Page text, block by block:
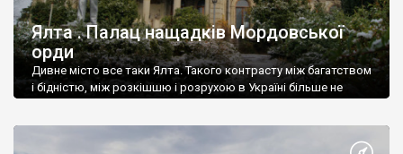
Ялта . Палац нащадків Мордовської
орди
Дивне місто все таки Ялта. Такого контрасту між багатством
і бідністю, між розкішшю і розрухою в Україні більше не